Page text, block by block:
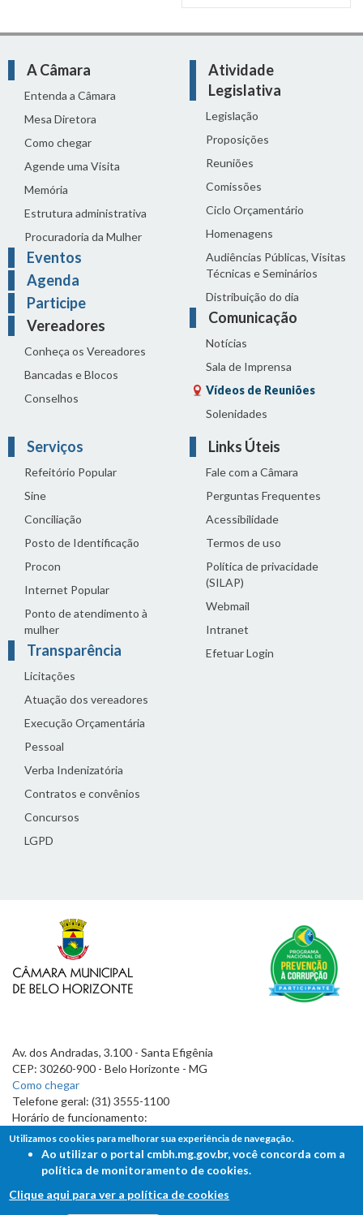
A Câmara
Entenda a Câmara
Mesa Diretora
Como chegar
Agende uma Visita
Memória
Estrutura administrativa
Procuradoria da Mulher
Eventos
Agenda
Participe
Vereadores
Conheça os Vereadores
Bancadas e Blocos
Conselhos
Atividade
Legislativa
Legislação
Proposições
Reuniões
Comissões
Ciclo Orçamentário
Homenagens
Audiências Públicas, Visitas
Técnicas e Seminários
Distribuição do dia
Comunicação
Notícias
Sala de Imprensa
Vídeos de Reuniões
Solenidades
Serviços
Refeitório Popular
Sine
Conciliação
Posto de Identificação
Procon
Internet Popular
Ponto de atendimento à
mulher
Transparência
Licitações
Atuação dos vereadores
Execução Orçamentária
Pessoal
Verba Indenizatória
Contratos e convênios
Concursos
LGPD
Links Úteis
Fale com a Câmara
Perguntas Frequentes
Acessibilidade
Termos de uso
Política de privacidade
(SILAP)
Webmail
Intranet
Efetuar Login
Av. dos Andradas, 3.100 - Santa Efigênia
CEP: 30260-900 - Belo Horizonte - MG
Como chegar
Telefone geral: (31) 3555-1100
Horário de funcionamento:
7h às 19h
Utilizamos cookies para melhorar sua experiência de navegação.
Ao utilizar o portal cmbh.mg.gov.br, você concorda com a
política de monitoramento de cookies.
Clique aqui para ver a política de cookies